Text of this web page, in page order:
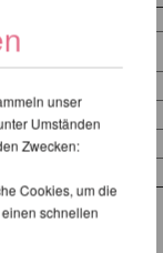
cm
cm
unser
Umständen
Zwecken:
Cookies, um die
schnellen